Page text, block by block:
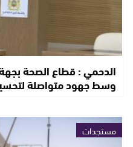
الدحمي : قطاع الصحة
وسط جهود متواصلة
مستجدات